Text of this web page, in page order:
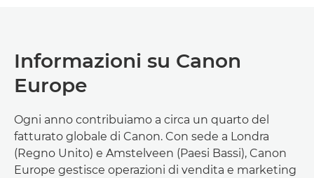
Informazioni su Canon
Europe
Ogni anno contribuiamo a circa un quarto del
fatturato globale di Canon. Con sede a Londra
(Regno Unito) e Amstelveen (Paesi Bassi), Canon
Europe gestisce operazioni di vendita e marketing